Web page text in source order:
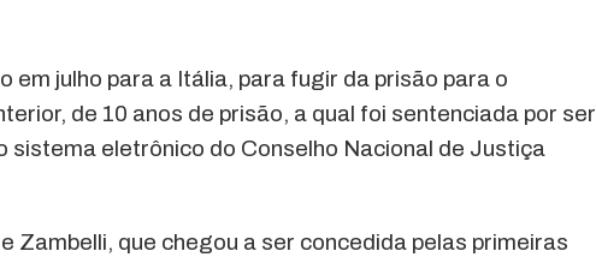
em julho para a Itália, para fugir da prisão para o
de 10 anos de prisão, a qual foi sentenciada por ser
sistema eletrônico do Conselho Nacional de Justiça
Zambelli, que chegou a ser concedida pelas primeiras